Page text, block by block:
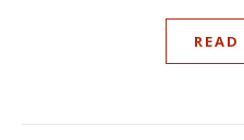
READ